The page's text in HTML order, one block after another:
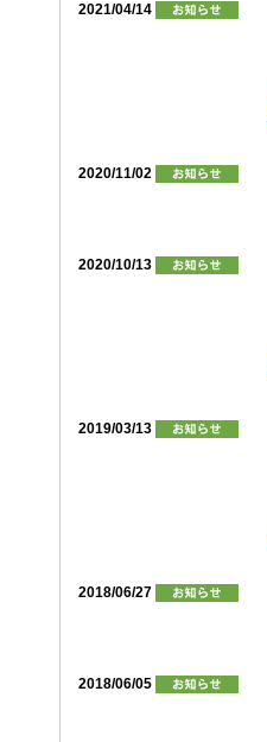
2021/04/14
2020/11/02
2020/10/13
2019/03/13
2018/06/27
2018/06/05